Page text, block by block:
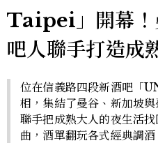
Taipei」開幕！
吧人聯手打造成
位在信義路四段新酒吧
相，集結了曼谷、新加坡
聯手把成熟大人的夜生活
曲，酒單翻玩各式經典調